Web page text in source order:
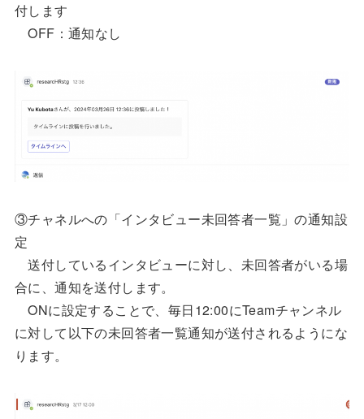
付します
OFF：通知なし
③チャネルへの「インタビュー未回答者一覧」の通知設
定
送付しているインタビューに対し、未回答者がいる場
合に、通知を送付します。
ONに設定することで、毎日12:00にTeamチャンネル
に対して以下の未回答者一覧通知が送付されるようにな
ります。